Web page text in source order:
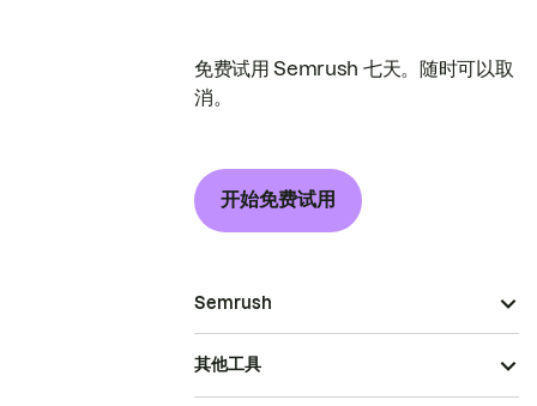
免费试用 Semrush 七天。随时可以取
消。
开始免费试用
Semrush
其他工具